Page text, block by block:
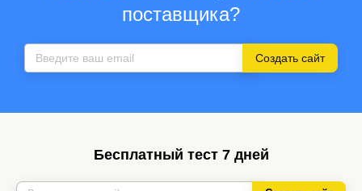
поставщика?
Создать сайт
Бесплатный тест 7 дней